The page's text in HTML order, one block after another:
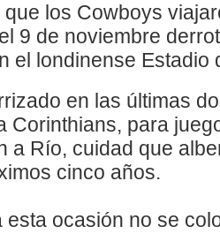
los Cowboys
9 de noviembre
el londinense Estadio
en las últimas
Corinthians, para
a Río, cuidad que
cinco años.
esta ocasión no se